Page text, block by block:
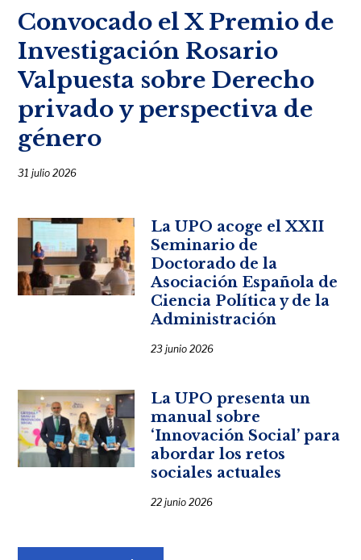
Convocado el X Premio de
Investigación Rosario
Valpuesta sobre Derecho
privado y perspectiva de
género
31 julio 2026
La UPO acoge el XXII
Seminario de
Doctorado de la
Asociación Española de
Ciencia Política y de la
Administración
23 junio 2026
La UPO presenta un
manual sobre
‘Innovación Social’ para
abordar los retos
sociales actuales
22 junio 2026